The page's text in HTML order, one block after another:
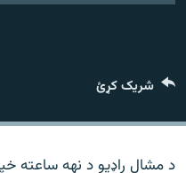
شریک کړئ
د مشال راډیو د نهه ساعته